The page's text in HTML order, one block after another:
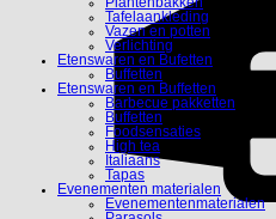
Plantenbakken
Tafelaankleding
Vazen en potten
Verlichting
Etenswaren en Bufetten
Buffetten
Etenswaren en Buffetten
Barbecue pakketten
Buffetten
Foodsensaties
High tea
Italiaans
Tapas
Evenementen materialen
Evenementenmaterialen